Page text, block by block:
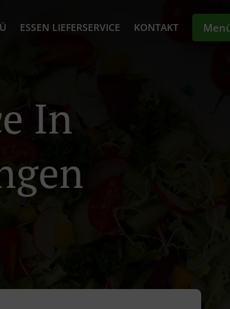
ESSEN LIEFERSERVICE KONTAKT
In